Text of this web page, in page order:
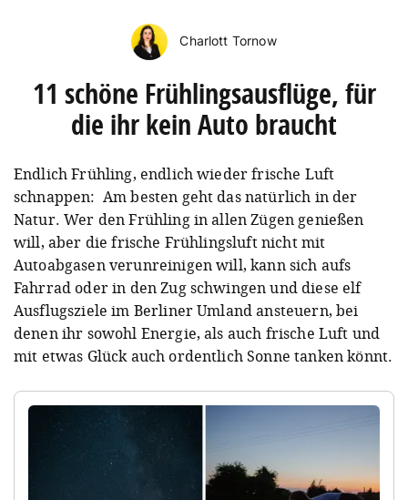
Charlott Tornow
11 schöne Frühlingsausflüge, für
die ihr kein Auto braucht
Endlich Frühling, endlich wieder frische Luft
schnappen: Am besten geht das natürlich in der
Natur. Wer den Frühling in allen Zügen genießen
will, aber die frische Frühlingsluft nicht mit
Autoabgasen verunreinigen will, kann sich aufs
Fahrrad oder in den Zug schwingen und diese elf
Ausflugsziele im Berliner Umland ansteuern, bei
denen ihr sowohl Energie, als auch frische Luft und
mit etwas Glück auch ordentlich Sonne tanken könnt.